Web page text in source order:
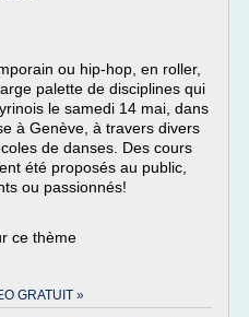
ou hip-hop, en roller,
palette de disciplines qui
le samedi 14 mai, dans
à Genève, à travers divers
de danses. Des cours
été proposés au public,
ou passionnés!
ce thème
GRATUIT »